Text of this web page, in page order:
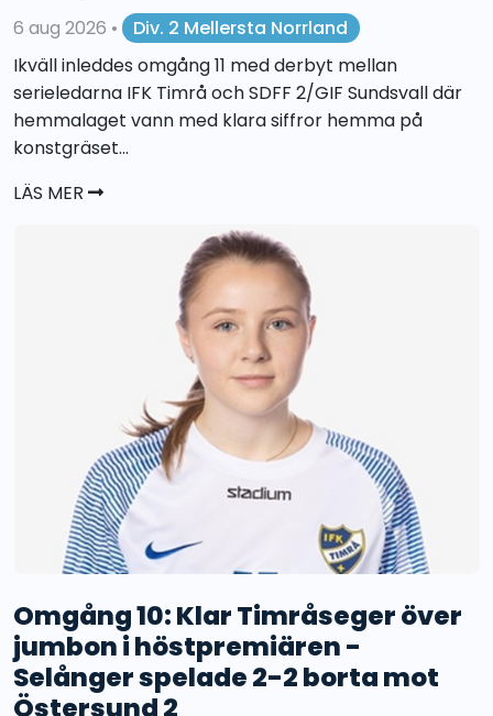
6 aug 2026 •
Div. 2 Mellersta Norrland
Ikväll inleddes omgång 11 med derbyt mellan
serieledarna IFK Timrå och SDFF 2/GIF Sundsvall där
hemmalaget vann med klara siffror hemma på
konstgräset...
LÄS MER
Omgång 10: Klar Timråseger över
jumbon i höstpremiären -
Selånger spelade 2-2 borta mot
Östersund 2